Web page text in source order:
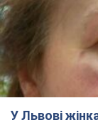
поліція
На місце події
оперативна група
"Воюють, бо